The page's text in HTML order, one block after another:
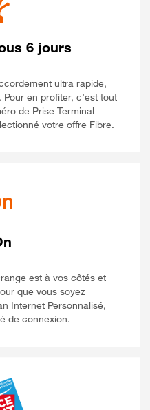
6 jours
ultra rapide,
en profiter, c’est tout
de Prise Terminal
votre offre Fibre.
est à vos côtés et
que vous soyez
Internet Personnalisé,
de connexion.